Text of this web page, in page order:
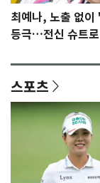
최예나, 노출 없이
등극…전신 슈트
스포츠